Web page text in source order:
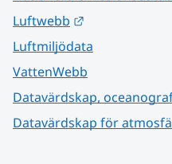
Luftwebb
Luftmiljödata
VattenWebb
Datavärdskap,
Datavärdskap för